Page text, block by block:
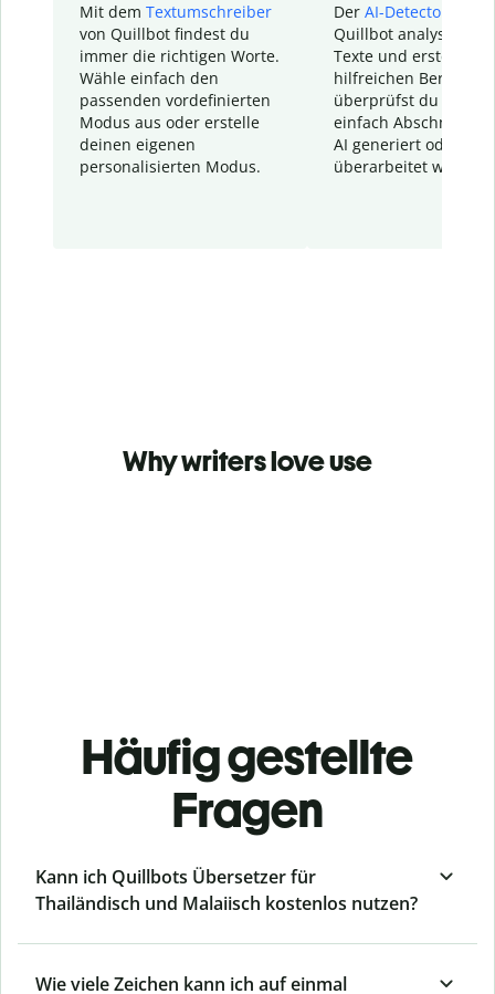
Mit dem Textumschreiber
von Quillbot findest du
immer die richtigen Worte.
Wähle einfach den
passenden vordefinierten
Modus aus oder erstelle
deinen eigenen
personalisierten Modus.
Der AI-Detector
Quillbot analysiert
Texte und erstellt
hilfreichen Bericht.
überprüfst du
einfach Abschnitte,
AI generiert oder
überarbeitet wurden.
Why writers love use
Häufig gestellte
Fragen
Kann ich Quillbots Übersetzer für
Thailändisch und Malaiisch kostenlos nutzen?
Wie viele Zeichen kann ich auf einmal